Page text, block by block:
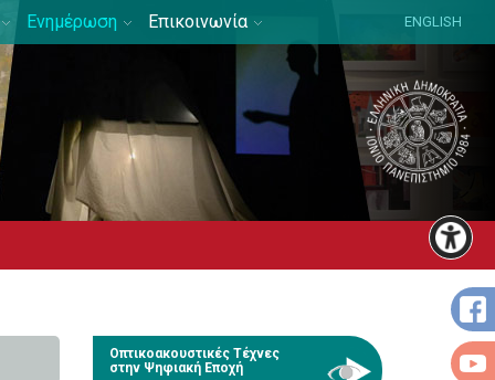
Ενημέρωση Επικοινωνία ENGLISH
Οπτικοακουστικές Τέχνες
στην Ψηφιακή Εποχή